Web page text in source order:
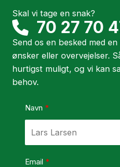
Skal vi tage en snak?
70 27 70
Send os en besked med
ønsker eller overvejelser.
hurtigst muligt, og vi kan
behov.
Navn
Email